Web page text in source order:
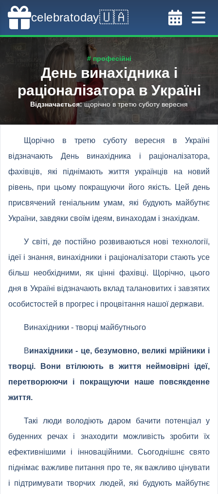
celebratoday🇺🇦
# професійні
День винахідника і
раціоналізатора в Україні
Відзначається:щорічно в третю суботу вересня
Щорічно в третю суботу вересня в Україні
відзначають День винахідника і раціоналізатора,
фахівців, які піднімають життя українців на новий
рівень, при цьому покращуючи його якість. Цей день
присвячений геніальним умам, які будують майбутнє
України, завдяки своїм ідеям, винаходам і знахідкам.
У світі, де постійно розвиваються нові технології,
ідеї і знання, винахідники і раціоналізатори стають усе
більш необхідними, як цінні фахівці. Щорічно, цього
дня в Україні відзначають вклад талановитих і завзятих
особистостей в прогрес і процвітання нашої держави.
Винахідники - творці майбутнього
Винахідники - це, безумовно, великі мрійники і
творці. Вони втілюють в життя неймовірні ідеї,
перетворюючи і покращуючи наше повсякденне
життя.
Такі люди володіють даром бачити потенціал у
буденних речах і знаходити можливість зробити їх
ефективнішими і інноваційними. Сьогоднішнє свято
піднімає важливе питання про те, як важливо цінувати
і підтримувати творчих людей, які будують майбутнє